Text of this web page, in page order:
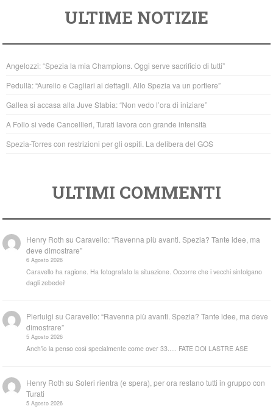
e
b
o
o
k
er
at
s
A
p
p
ULTIME NOTIZIE
Angelozzi: “Spezia la mia Champions. Oggi serve sacrificio di tutti”
Pedullà: “Aurelio e Cagliari ai dettagli. Allo Spezia va un portiere”
Gallea si accasa alla Juve Stabia: “Non vedo l’ora di iniziare”
A Follo si vede Cancellieri, Turati lavora con grande intensità
Spezia-Torres con restrizioni per gli ospiti. La delibera del GOS
ULTIMI COMMENTI
Henry Roth suCaravello: “Ravenna più avanti. Spezia? Tante idee, ma
deve dimostrare”
6 Agosto 2026
Caravello ha ragione. Ha fotografato la situazione. Occorre che i vecchi sintolgano
dagli zebedei!
Pierluigi suCaravello: “Ravenna più avanti. Spezia? Tante idee, ma deve
dimostrare”
5 Agosto 2026
Anch'io la penso così specialmente come over 33..... FATE DOI LASTRE ASE
Henry Roth suSoleri rientra (e spera), per ora restano tutti in gruppo con
Turati
5 Agosto 2026